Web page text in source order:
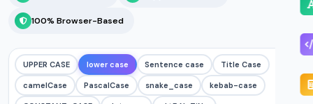
100% Browser-Based
UPPER CASE lower case Sentence case Title Case
camelCase PascalCase snake_case kebab-case